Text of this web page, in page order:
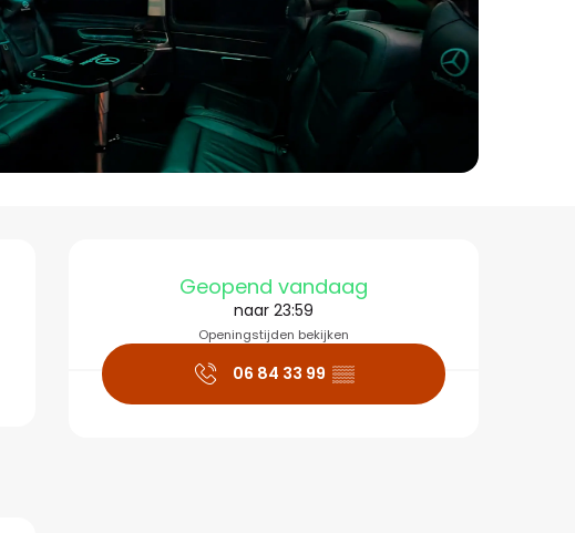
Openingstijden en
Geopend vandaag
naar 23:59
Openingstijden bekijken
06 84 33 99 ▒▒